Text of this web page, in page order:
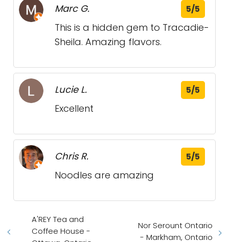
Marc G. 5/5
This is a hidden gem to Tracadie-
Sheila. Amazing flavors.
Lucie L. 5/5
Excellent
Chris R. 5/5
Noodles are amazing
A'REY Tea and
Coffee House -
Nor Serount Ontario
- Markham, Ontario